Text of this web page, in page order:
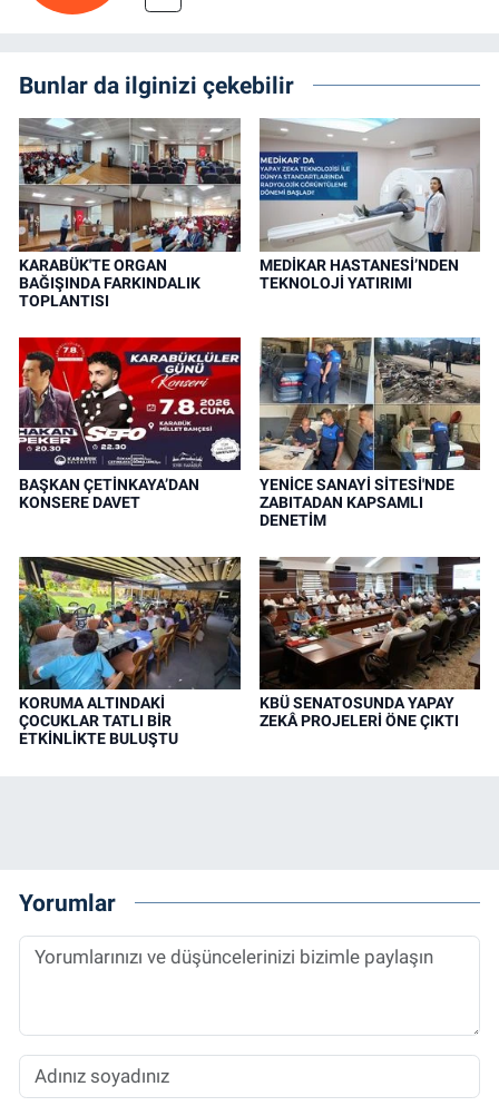
Bunlar da ilginizi çekebilir
KARABÜK'TE ORGAN
BAĞIŞINDA FARKINDALIK
TOPLANTISI
MEDİKAR HASTANESİ’NDEN
TEKNOLOJİ YATIRIMI
BAŞKAN ÇETİNKAYA’DAN
KONSERE DAVET
YENİCE SANAYİ SİTESİ'NDE
ZABITADAN KAPSAMLI
DENETİM
KORUMA ALTINDAKİ
ÇOCUKLAR TATLI BİR
ETKİNLİKTE BULUŞTU
KBÜ SENATOSUNDA YAPAY
ZEKÂ PROJELERİ ÖNE ÇIKTI
Yorumlar